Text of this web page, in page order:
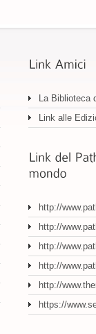
La Biblioteca
Link alle
http://
http://
http://
http://
http://
https://